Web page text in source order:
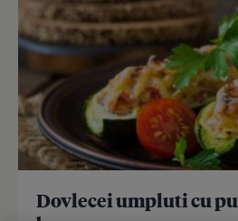
Dovlecei umpluti cu